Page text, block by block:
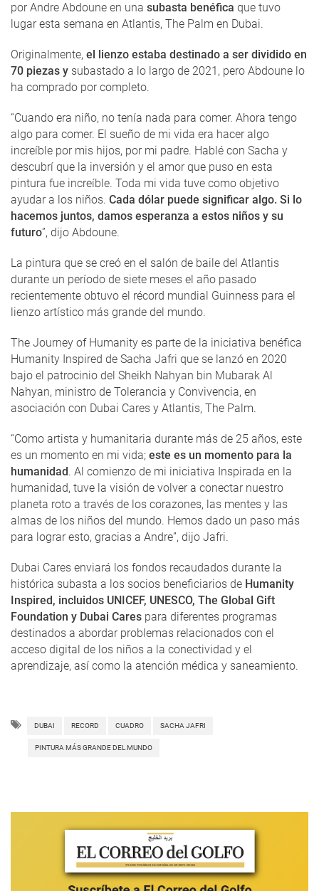
por Andre Abdoune en una subasta benéfica que tuvo
lugar esta semana en Atlantis, The Palm en Dubai.
Originalmente, el lienzo estaba destinado a ser dividido en
70 piezas y subastado a lo largo de 2021, pero Abdoune lo
ha comprado por completo.
“Cuando era niño, no tenía nada para comer. Ahora tengo
algo para comer. El sueño de mi vida era hacer algo
increíble por mis hijos, por mi padre. Hablé con Sacha y
descubrí que la inversión y el amor que puso en esta
pintura fue increíble. Toda mi vida tuve como objetivo
ayudar a los niños. Cada dólar puede significar algo. Si lo
hacemos juntos, damos esperanza a estos niños y su
futuro”, dijo Abdoune.
La pintura que se creó en el salón de baile del Atlantis
durante un período de siete meses el año pasado
recientemente obtuvo el récord mundial Guinness para el
lienzo artístico más grande del mundo.
The Journey of Humanity es parte de la iniciativa benéfica
Humanity Inspired de Sacha Jafri que se lanzó en 2020
bajo el patrocinio del Sheikh Nahyan bin Mubarak Al
Nahyan, ministro de Tolerancia y Convivencia, en
asociación con Dubai Cares y Atlantis, The Palm.
“Como artista y humanitaria durante más de 25 años, este
es un momento en mi vida; este es un momento para la
humanidad. Al comienzo de mi iniciativa Inspirada en la
humanidad, tuve la visión de volver a conectar nuestro
planeta roto a través de los corazones, las mentes y las
almas de los niños del mundo. Hemos dado un paso más
para lograr esto, gracias a Andre”, dijo Jafri.
Dubai Cares enviará los fondos recaudados durante la
histórica subasta a los socios beneficiarios de Humanity
Inspired, incluidos UNICEF, UNESCO, The Global Gift
Foundation y Dubai Cares para diferentes programas
destinados a abordar problemas relacionados con el
acceso digital de los niños a la conectividad y el
aprendizaje, así como la atención médica y saneamiento.
DUBAI RECORD CUADRO SACHA JAFRI
PINTURA MÁS GRANDE DEL MUNDO